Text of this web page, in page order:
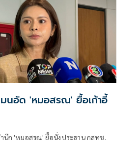
นอัด 'หมอสรณ' ยื้อเก้าอี้
นึก 'หมอสรณ' ยื้อนั่งประธาน กสทช.